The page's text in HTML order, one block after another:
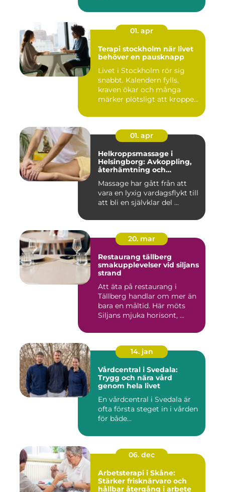
01. apr
Terapi stockholm när livet
behöver en pausknapp
Livet i Stockholm rör sig
snabbt. Kalendern fylls,
kraven ökar och många
märker plötsligt att kroppe...
01. apr
Helkroppsmassage i
Helsingborg: Avkoppling,
återhämtning och
Massage har gått från att
vara en lyxig vardagsflykt till
att bli en självklar del ...
20. mar
Restaurang tällberg
smakupplevelser vid siljans
strand
Att äta på restaurang i
Tällberg handlar om mer än
bara en måltid. Här möts
Siljans mjuka horisont, ...
14. jan
Vårdcentral i Svedala:
Trygg och nära vård
genom hela livet
En vårdcentral i Svedala är
ofta första steget in i vården
för både...
06. dec
Arbetsterapi i Skåne:
Stärker frisknärvaro och
hållbar återgång i arbete